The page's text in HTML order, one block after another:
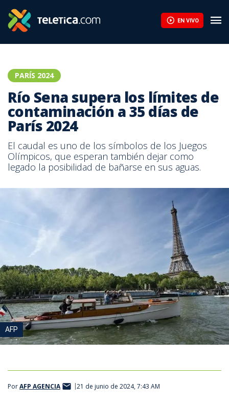
EN VIVO
PARÍS 2024
Río Sena supera los límites de
contaminación a 35 días de
París 2024
El caudal es uno de los símbolos de los Juegos
Olímpicos, que esperan también dejar como
legado la posibilidad de bañarse en sus aguas.
AFP
PorAFP AGENCIA 21 de junio de 2024, 7:43 AM